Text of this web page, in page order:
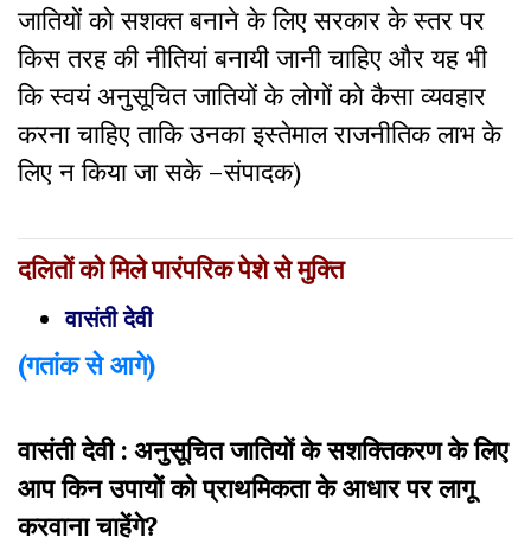
जातियों को सशक्त बनाने के लिए सरकार के स्तर पर
किस तरह की नीतियां बनायी जानी चाहिए और यह भी
कि स्वयं अनुसूचित जातियों के लोगों काे कैसा व्यवहार
करना चाहिए ताकि उनका इस्तेमाल राजनीतिक लाभ के
लिए न किया जा सके –संपादक)
दलितों को मिले पारंपरिक पेशे से मुक्ति
वासंती देवी
(गतांक से आगे)
वासंती देवी : अनुसूचित जातियों के सशक्तिकरण के लिए
आप किन उपायोें को प्राथमिकता के आधार पर लागू
करवाना चाहेंगे?